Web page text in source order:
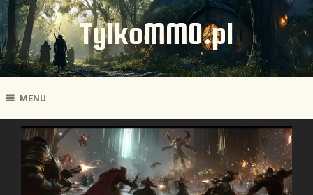
TylkoMMO.pl
MENU